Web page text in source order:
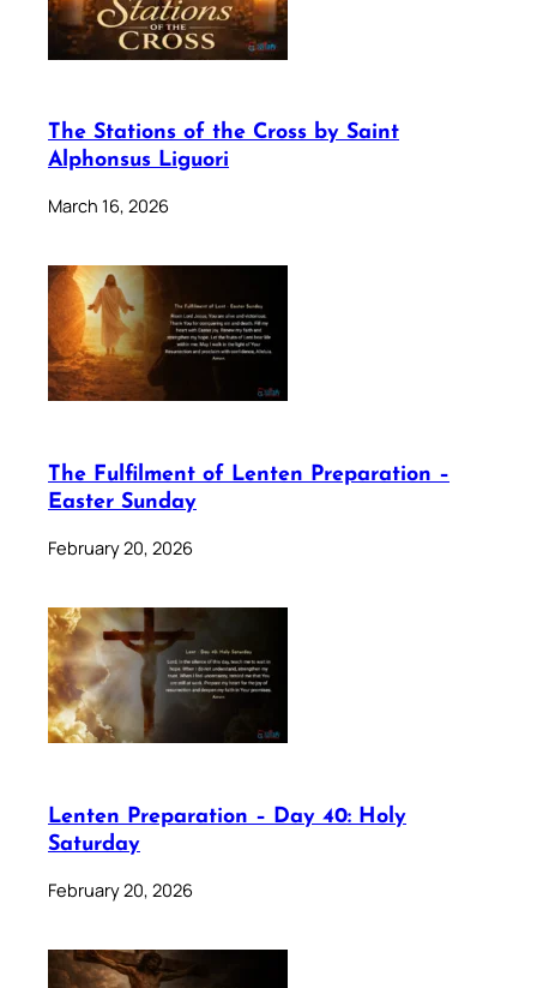
The Stations of the Cross by Saint
Alphonsus Liguori
March 16, 2026
The Fulfilment of Lenten Preparation –
Easter Sunday
February 20, 2026
Lenten Preparation – Day 40: Holy
Saturday
February 20, 2026